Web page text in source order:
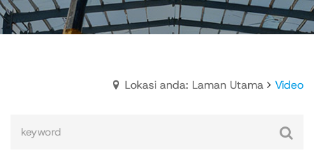
Lokasi anda: Laman Utama Video